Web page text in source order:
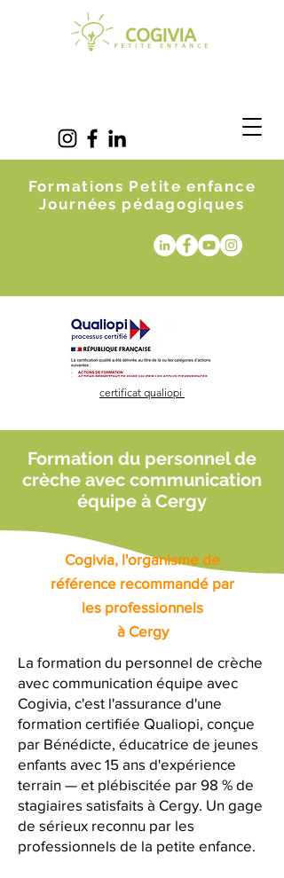
Formations Petite enfance
Journées pédagogiques
certificat qualiopi
Formation du personnel de
crèche avec communication
équipe à Cergy
Cogivia, l'organisme de
référence recommandé par
les professionnels
à Cergy
La formation du personnel de crèche
avec communication équipe avec
Cogivia, c'est l'assurance d'une
formation certifiée Qualiopi, conçue
par Bénédicte, éducatrice de jeunes
enfants avec 15 ans d'expérience
terrain — et plébiscitée par 98 % de
stagiaires satisfaits à Cergy. Un gage
de sérieux reconnu par les
professionnels de la petite enfance.